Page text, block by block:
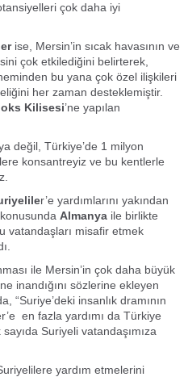
çok daha iyi
ise, Mersin’in sıcak havasının ve
çok etkilediğini belirterek,
bu yana çok özel ilişkileri
her zaman desteklemiştir.
Kilisesi’ne yapılan
değil, Türkiye’de 1 milyon
konsantreyiz ve bu kentlerle
r’e yardımlarını yakından
Almanya ile birlikte
vatandaşları misafir etmek
ile Mersin’in çok daha büyük
inandığını sözlerine ekleyen
“Suriye’deki insanlık dramının
en fazla yardımı da Türkiye
Suriyeli vatandaşımıza
yardım etmelerini